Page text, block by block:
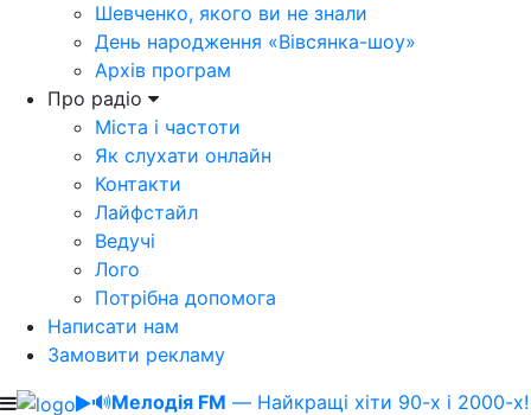
Шевченко, якого ви не знали
День народження «Вівсянка-шоу»
Архів програм
Про радіо
Міста і частоти
Як слухати онлайн
Контакти
Лайфстайл
Ведучі
Лого
Потрібна допомога
Написати нам
Замовити рекламу
🔊Мелодія FM — Найкращі хіти 90-х і 2000-х!